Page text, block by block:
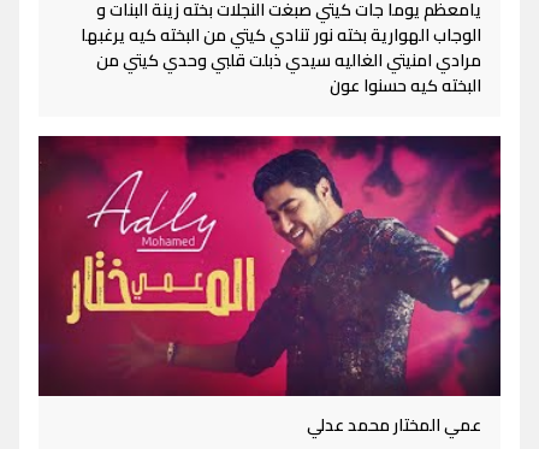
يامعظم يوما جات كيتي صبغت النجلات بخته زينة البنات و
الوجاب الهوارية بخته نور تنادي كيتي من البخته كيه يرغبها
مرادي امنيتي الغاليه سيدي ذبلت قلبي وحدي كيتي من
البخته كيه حسنوا عون
عمي المختار محمد عدلي